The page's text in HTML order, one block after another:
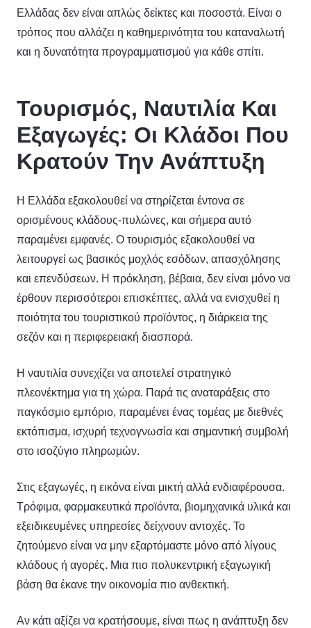
Ελλάδας δεν είναι απλώς δείκτες και ποσοστά. Είναι ο
τρόπος που αλλάζει η καθημερινότητα του καταναλωτή
και η δυνατότητα προγραμματισμού για κάθε σπίτι.
Τουρισμός, Ναυτιλία Και
Εξαγωγές: Οι Κλάδοι Που
Κρατούν Την Ανάπτυξη
Η Ελλάδα εξακολουθεί να στηρίζεται έντονα σε
ορισμένους κλάδους-πυλώνες, και σήμερα αυτό
παραμένει εμφανές. Ο τουρισμός εξακολουθεί να
λειτουργεί ως βασικός μοχλός εσόδων, απασχόλησης
και επενδύσεων. Η πρόκληση, βέβαια, δεν είναι μόνο να
έρθουν περισσότεροι επισκέπτες, αλλά να ενισχυθεί η
ποιότητα του τουριστικού προϊόντος, η διάρκεια της
σεζόν και η περιφερειακή διασπορά.
Η ναυτιλία συνεχίζει να αποτελεί στρατηγικό
πλεονέκτημα για τη χώρα. Παρά τις αναταράξεις στο
παγκόσμιο εμπόριο, παραμένει ένας τομέας με διεθνές
εκτόπισμα, ισχυρή τεχνογνωσία και σημαντική συμβολή
στο ισοζύγιο πληρωμών.
Στις εξαγωγές, η εικόνα είναι μικτή αλλά ενδιαφέρουσα.
Τρόφιμα, φαρμακευτικά προϊόντα, βιομηχανικά υλικά και
εξειδικευμένες υπηρεσίες δείχνουν αντοχές. Το
ζητούμενο είναι να μην εξαρτόμαστε μόνο από λίγους
κλάδους ή αγορές. Μια πιο πολυκεντρική εξαγωγική
βάση θα έκανε την οικονομία πιο ανθεκτική.
Αν κάτι αξίζει να κρατήσουμε, είναι πως η ανάπτυξη δεν